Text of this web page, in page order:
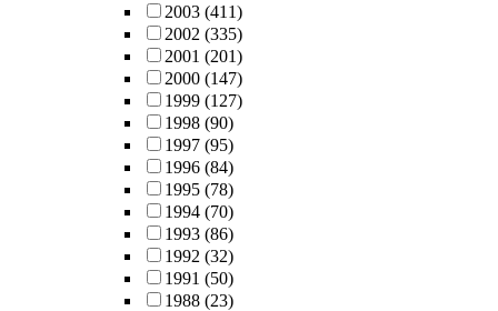
2003 (411)
2002 (335)
2001 (201)
2000 (147)
1999 (127)
1998 (90)
1997 (95)
1996 (84)
1995 (78)
1994 (70)
1993 (86)
1992 (32)
1991 (50)
1988 (23)